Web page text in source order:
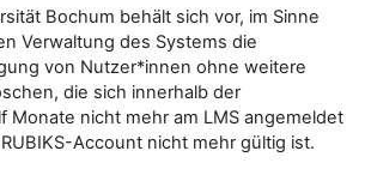
Bochum behält sich vor, im Sinne
Verwaltung des Systems die
von Nutzer*innen ohne weitere
die sich innerhalb der
Monate nicht mehr am LMS angemeldet
Account nicht mehr gültig ist.